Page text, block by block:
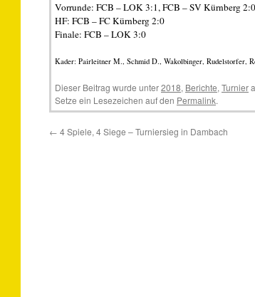
Vorrunde: FCB – LOK 3:1, FCB – SV Kürnberg
HF: FCB – FC Kürnberg 2:0
Finale: FCB – LOK 3:0
Kader: Pairleitner M., Schmid D., Wakolbinger, Rudelstorfer,
Dieser Beitrag wurde unter2018, Berichte, Turnier
Setze ein Lesezeichen auf den Permalink.
← 4 Spiele, 4 Siege – Turniersieg in Dambach